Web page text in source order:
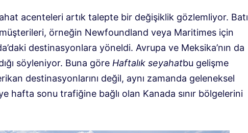
acenteleri artık talepte bir değişiklik gözlemliyor. Batı
müşterileri, örneğin Newfoundland veya Maritimes için
destinasyonlara yöneldi. Avrupa ve Meksika’nın da
söyleniyor. Buna göre Haftalık seyahatbu gelişme
destinasyonlarını değil, aynı zamanda geleneksel
hafta sonu trafiğine bağlı olan Kanada sınır bölgelerini